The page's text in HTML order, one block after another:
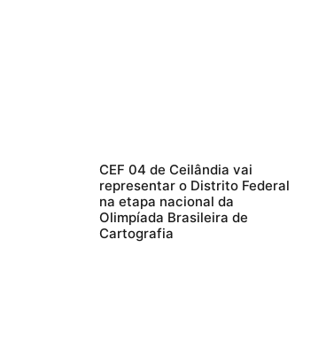
CEF 04 de Ceilândia vai
representar o Distrito Federal
na etapa nacional da
Olimpíada Brasileira de
Cartografia